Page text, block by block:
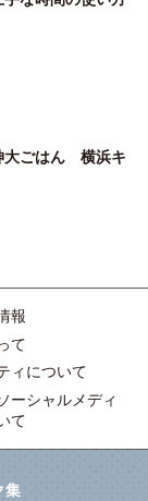
大ごはん 横浜キ
報
て
ィについて
ーシャルメディ
て
集